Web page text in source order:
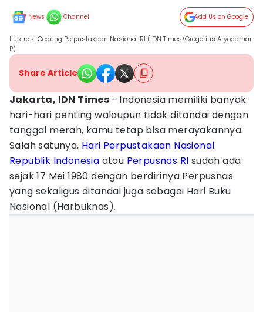
News Channel Add Us on Google
Ilustrasi Gedung Perpustakaan Nasional RI (IDN Times/Gregorius Aryodamar
P)
Share Article
Jakarta, IDN Times - Indonesia memiliki banyak
hari-hari penting walaupun tidak ditandai dengan
tanggal merah, kamu tetap bisa merayakannya.
Salah satunya, Hari Perpustakaan Nasional
Republik Indonesia atau Perpusnas RI sudah ada
sejak 17 Mei 1980 dengan berdirinya Perpusnas
yang sekaligus ditandai juga sebagai Hari Buku
Nasional (Harbuknas).